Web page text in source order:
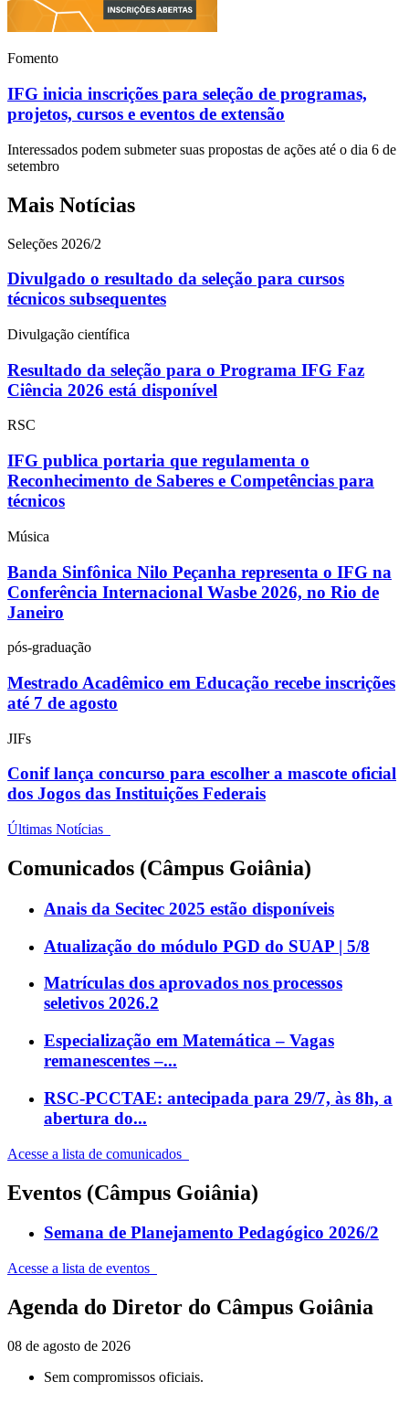
Fomento
IFG inicia inscrições para seleção de programas,
projetos, cursos e eventos de extensão
Interessados podem submeter suas propostas de ações até o dia 6 de
setembro
Mais Notícias
Seleções 2026/2
Divulgado o resultado da seleção para cursos
técnicos subsequentes
Divulgação científica
Resultado da seleção para o Programa IFG Faz
Ciência 2026 está disponível
RSC
IFG publica portaria que regulamenta o
Reconhecimento de Saberes e Competências para
técnicos
Música
Banda Sinfônica Nilo Peçanha representa o IFG na
Conferência Internacional Wasbe 2026, no Rio de
Janeiro
pós-graduação
Mestrado Acadêmico em Educação recebe inscrições
até 7 de agosto
JIFs
Conif lança concurso para escolher a mascote oficial
dos Jogos das Instituições Federais
Últimas Notícias
Comunicados (Câmpus Goiânia)
Anais da Secitec 2025 estão disponíveis
Atualização do módulo PGD do SUAP | 5/8
Matrículas dos aprovados nos processos
seletivos 2026.2
Especialização em Matemática – Vagas
remanescentes –...
RSC-PCCTAE: antecipada para 29/7, às 8h, a
abertura do...
Acesse a lista de comunicados
Eventos (Câmpus Goiânia)
Semana de Planejamento Pedagógico 2026/2
Acesse a lista de eventos
Agenda do Diretor do Câmpus Goiânia
08 de agosto de 2026
Sem compromissos oficiais.